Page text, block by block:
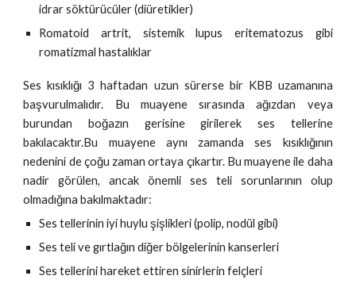
idrar söktürücüler (diüretikler)
Romatoid artrit, sistemik lupus eritematozus gibi
romatizmal hastalıklar
Ses kısıklığı 3 haftadan uzun sürerse bir KBB uzamanına
başvurulmalıdır. Bu muayene sırasında ağızdan veya
burundan boğazın gerisine girilerek ses tellerine
bakılacaktır.Bu muayene aynı zamanda ses kısıklığının
nedenini de çoğu zaman ortaya çıkartır. Bu muayene ile daha
nadir görülen, ancak önemli ses teli sorunlarının olup
olmadığına bakılmaktadır:
Ses tellerinin iyi huylu şişlikleri (polip, nodül gibi)
Ses teli ve gırtlağın diğer bölgelerinin kanserleri
Ses tellerini hareket ettiren sinirlerin felçleri